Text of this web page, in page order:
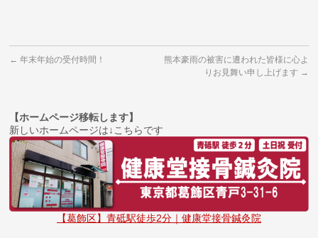
← 年末年始の受付時間！
熊本豪雨の被害に遭われた皆様に心よ
りお見舞い申し上げます →
【ホームページ移転します】
新しいホームページは↓こちらです
【葛飾区】青砥駅徒歩2分｜健康堂接骨鍼灸院